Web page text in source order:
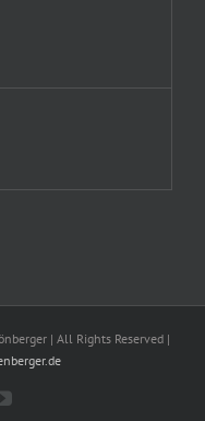
| All Rights Reserved |
YouTube